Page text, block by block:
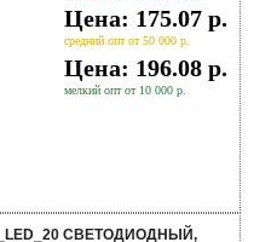
Цена: 175.07 р.
средний опт от 50 000 р.
Цена: 196.08 р.
мелкий опт от 10 000 р.
СВЕТОДИОДНЫЙ,